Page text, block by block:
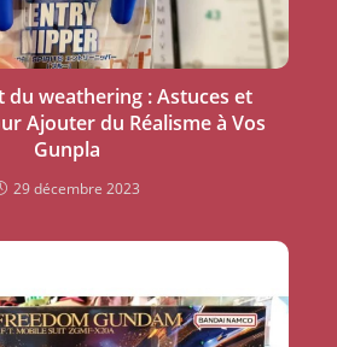
du weathering : Astuces et
Ajouter du Réalisme à Vos
Gunpla
29 décembre 2023